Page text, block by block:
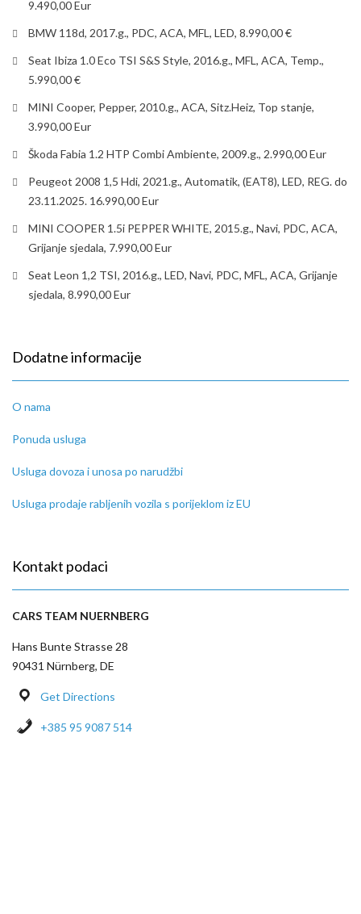
9.490,00 Eur
BMW 118d, 2017.g., PDC, ACA, MFL, LED, 8.990,00 €
Seat Ibiza 1.0 Eco TSI S&S Style, 2016.g., MFL, ACA, Temp.,
5.990,00 €
MINI Cooper, Pepper, 2010.g., ACA, Sitz.Heiz, Top stanje,
3.990,00 Eur
Škoda Fabia 1.2 HTP Combi Ambiente, 2009.g., 2.990,00 Eur
Peugeot 2008 1,5 Hdi, 2021.g., Automatik, (EAT8), LED, REG. do
23.11.2025. 16.990,00 Eur
MINI COOPER 1.5i PEPPER WHITE, 2015.g., Navi, PDC, ACA,
Grijanje sjedala, 7.990,00 Eur
Seat Leon 1,2 TSI, 2016.g., LED, Navi, PDC, MFL, ACA, Grijanje
sjedala, 8.990,00 Eur
Dodatne informacije
O nama
Ponuda usluga
Usluga dovoza i unosa po narudžbi
Usluga prodaje rabljenih vozila s porijeklom iz EU
Kontakt podaci
CARS TEAM NUERNBERG
Hans Bunte Strasse 28
90431 Nürnberg, DE
Get Directions
+385 95 9087 514